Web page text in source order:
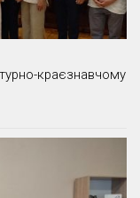
краєзнавчому